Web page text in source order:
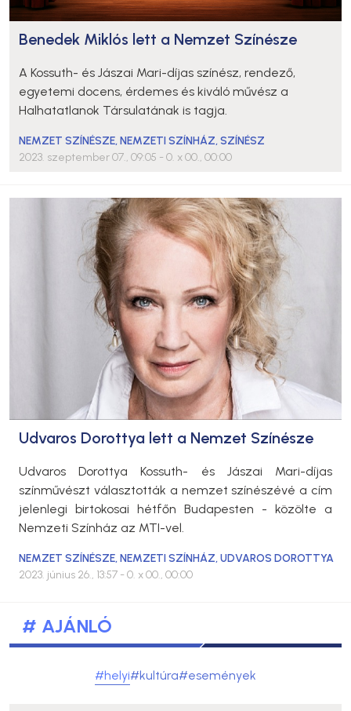
Benedek Miklós lett a Nemzet Színésze
A Kossuth- és Jászai Mari-díjas színész, rendező,
egyetemi docens, érdemes és kiváló művész a
Halhatatlanok Társulatának is tagja.
NEMZET SZÍNÉSZE,NEMZETI SZÍNHÁZ,SZÍNÉSZ
2023. szeptember 07., 09:05 - 0. x 00., 00:00
Udvaros Dorottya lett a Nemzet Színésze
Udvaros Dorottya Kossuth- és Jászai Mari-díjas
színművészt választották a nemzet színészévé a cím
jelenlegi birtokosai hétfőn Budapesten - közölte a
Nemzeti Színház az MTI-vel.
NEMZET SZÍNÉSZE,NEMZETI SZÍNHÁZ,UDVAROS DOROTTYA
2023. június 26., 13:57 - 0. x 00., 00:00
# AJÁNLÓ
#helyi#kultúra#események